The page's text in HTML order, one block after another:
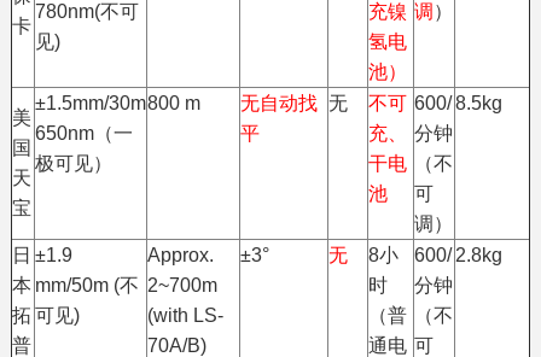
卡
780nm(不可
见)
充镍
氢电
池）
调 ）
美
国
天
宝
±1.5mm/30m
650nm（一
极可见）
800 m
无自动找
平
无
不可
充、
干电
池
600/
分钟
（不
可
调）
8.5kg
日
本
拓
普
±1.9
mm/50m (不
可见)
Approx.
2~700m
(with LS-
70A/B)
±3° 无
8小
时
（普
通电
600/
分钟
（不
可
2.8kg